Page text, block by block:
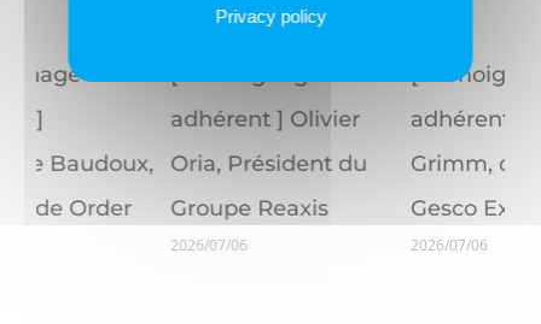
[ Témoignage
adhérent ] Jean
Grimm, dirigeant de
Gesco Expert
adhérent ] Kévin
Mameri, Chief
Agentic Officer de
Privacy policy